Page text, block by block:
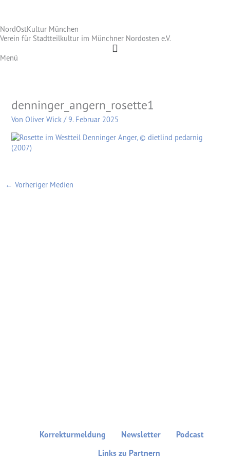
springen
NordOstKultur München
Verein für Stadtteilkultur im Münchner Nordosten e.V.
Menü
denninger_angern_rosette1
VonOliver Wick/9. Februar 2025
← Vorheriger Medien
Korrekturmeldung Newsletter
Podcast
Links zu Partnern